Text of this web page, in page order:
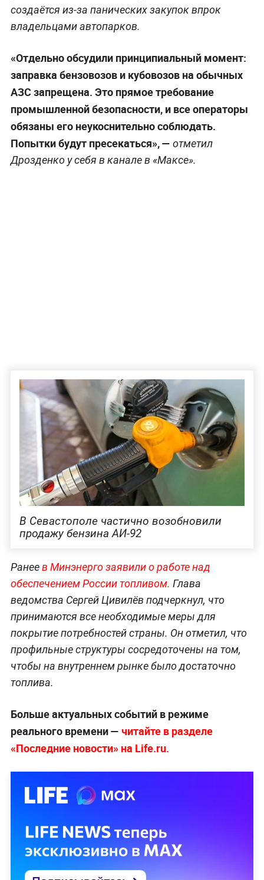
создаётся из-за панических закупок впрок
владельцами автопарков.
«Отдельно обсудили принципиальный момент:
заправка бензовозов и кубовозов на обычных
АЗС запрещена. Это прямое требование
промышленной безопасности, и все операторы
обязаны его неукоснительно соблюдать.
Попытки будут пресекаться», — отметил
Дрозденко у себя в канале в «Максе».
В Севастополе частично возобновили
продажу бензина АИ-92
Ранеев Минэнерго заявили о работе над
обеспечением России топливом. Глава
ведомства Сергей Цивилёв подчеркнул, что
принимаются все необходимые меры для
покрытие потребностей страны. Он отметил, что
профильные структуры сосредоточены на том,
чтобы на внутреннем рынке было достаточно
топлива.
Больше актуальных событий в режиме
реального времени — читайте в разделе
«Последние новости» на Life.ru.